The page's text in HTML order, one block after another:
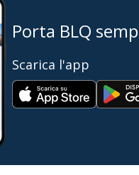
Porta BLQ
Scarica l'app